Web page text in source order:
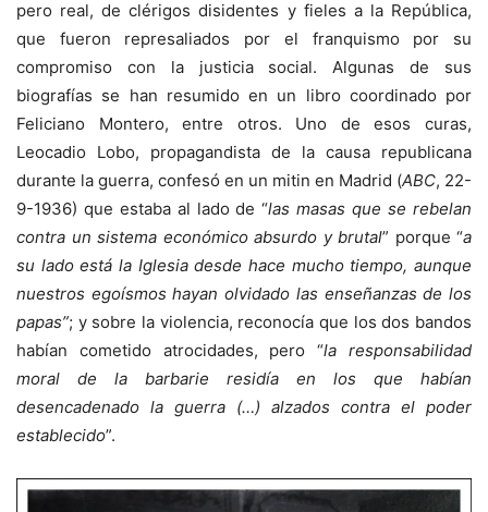
pero real, de clérigos disidentes y fieles a la República,
que fueron represaliados por el franquismo por su
compromiso con la justicia social. Algunas de sus
biografías se han resumido en un libro coordinado por
Feliciano Montero, entre otros. Uno de esos curas,
Leocadio Lobo, propagandista de la causa republicana
durante la guerra, confesó en un mitin en Madrid (ABC, 22-
9-1936) que estaba al lado de “las masas que se rebelan
contra un sistema económico absurdo y brutal” porque “a
su lado está la Iglesia desde hace mucho tiempo, aunque
nuestros egoísmos hayan olvidado las enseñanzas de los
papas”; y sobre la violencia, reconocía que los dos bandos
habían cometido atrocidades, pero “la responsabilidad
moral de la barbarie residía en los que habían
desencadenado la guerra (…) alzados contra el poder
establecido”.